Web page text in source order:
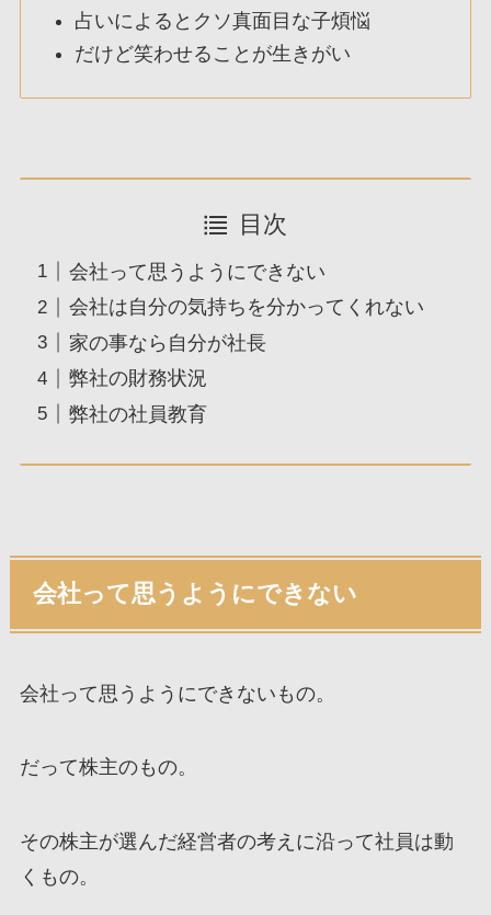
占いによるとクソ真面目な子煩悩
だけど笑わせることが生きがい
目次
会社って思うようにできない
会社は自分の気持ちを分かってくれない
家の事なら自分が社長
弊社の財務状況
弊社の社員教育
会社って思うようにできない
会社って思うようにできないもの。
だって株主のもの。
その株主が選んだ経営者の考えに沿って社員は動
くもの。